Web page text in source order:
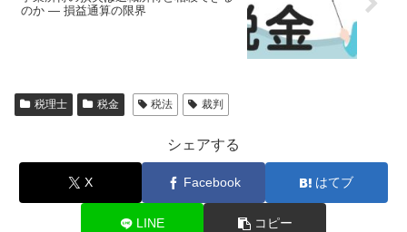
のか ― 損益通算の限界
税理士 税金 税法 裁判
シェアする
X Facebook はてブ
LINE コピー